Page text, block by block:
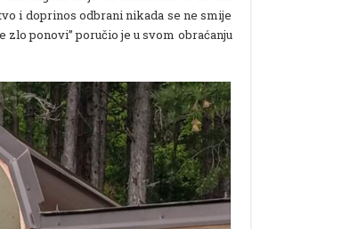
i doprinos odbrani nikada se ne smije
zlo ponovi” poručio je u svom obraćanju